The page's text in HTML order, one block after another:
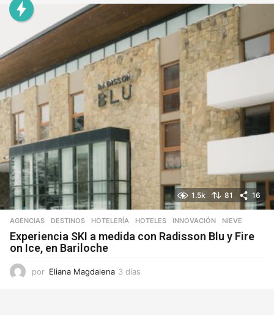
a
1.5k 81 16
AGENCIAS ,DESTINOS ,HOTELERÍA ,HOTELES ,INNOVACIÓN ,NIEVE
Experiencia SKI a medida con Radisson Blu y Fire
on Ice, en Bariloche
por Eliana Magdalena 3 días